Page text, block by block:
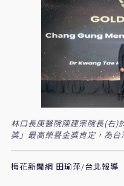
林口長庚醫院陳建宗院長(右)
獎」最高榮譽金獎肯定，為
梅花新聞網 田瑜萍/台北報導